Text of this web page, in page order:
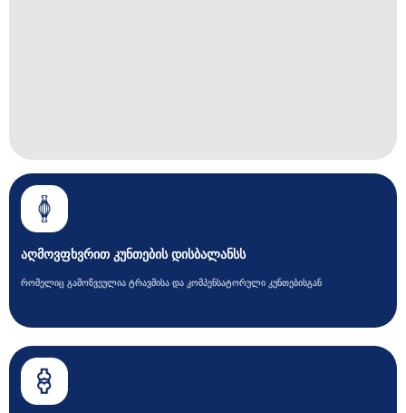
აღმოვფხვრით კუნთების დისბალანსს
რომელიც გამოწვეულია ტრავმისა და კომპენსატორული კუნთებისგან